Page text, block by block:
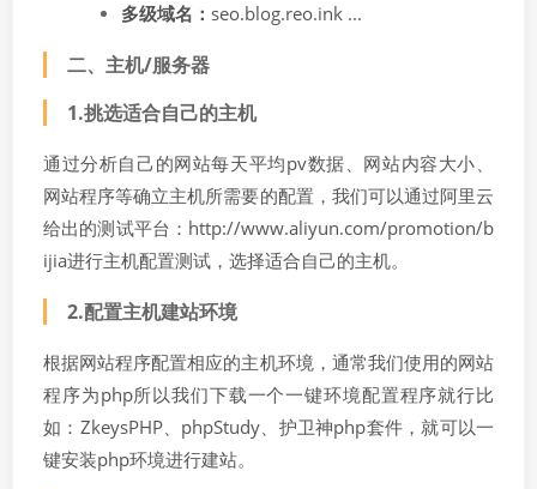
多级域名： seo.blog.reo.ink ...
二、主机/服务器
1.挑选适合自己的主机
通过分析自己的网站每天平均pv数据、网站内容大小、
网站程序等确立主机所需要的配置，我们可以通过阿里云
给出的测试平台：http://www.aliyun.com/promotion/b
ijia进行主机配置测试，选择适合自己的主机。
2.配置主机建站环境
根据网站程序配置相应的主机环境，通常我们使用的网站
程序为php所以我们下载一个一键环境配置程序就行比
如：ZkeysPHP、phpStudy、护卫神php套件，就可以一
键安装php环境进行建站。